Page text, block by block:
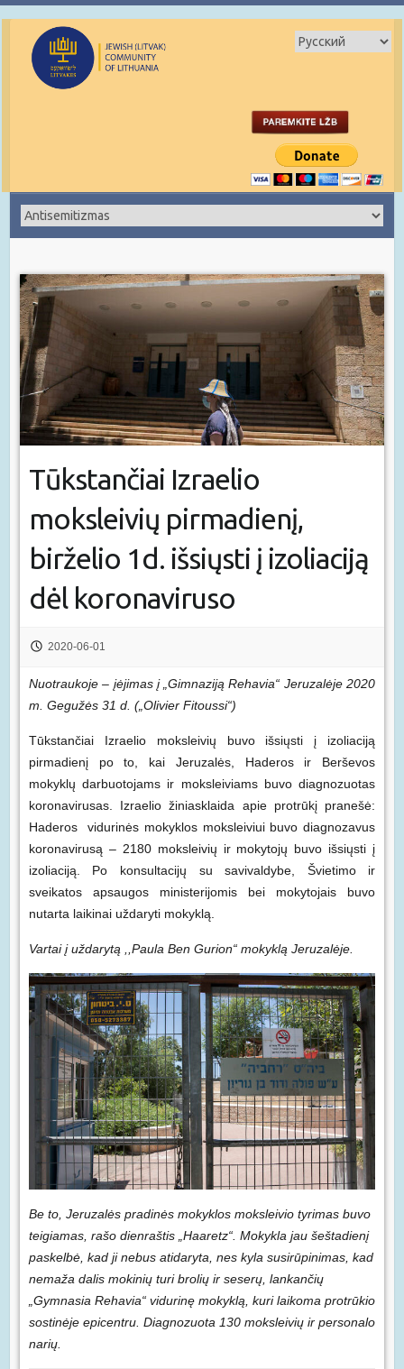
Tūkstančiai Izraelio
moksleivių pirmadienį,
birželio 1d. išsiųsti į izoliaciją
dėl koronaviruso
2020-06-01
Nuotraukoje – įėjimas į „Gimnaziją Rehavia“ Jeruzalėje 2020
m. Gegužės 31 d. („Olivier Fitoussi“)
Tūkstančiai Izraelio moksleivių buvo išsiųsti į izoliaciją
pirmadienį po to, kai Jeruzalės, Haderos ir Berševos
mokyklų darbuotojams ir moksleiviams buvo diagnozuotas
koronavirusas. Izraelio žiniasklaida apie protrūkį pranešė:
Haderos vidurinės mokyklos moksleiviui buvo diagnozavus
koronavirusą – 2180 moksleivių ir mokytojų buvo išsiųsti į
izoliaciją. Po konsultacijų su savivaldybe, Švietimo ir
sveikatos apsaugos ministerijomis bei mokytojais buvo
nutarta laikinai uždaryti mokyklą.
Vartai į uždarytą ,,Paula Ben Gurion“ mokyklą Jeruzalėje.
Be to, Jeruzalės pradinės mokyklos moksleivio tyrimas buvo
teigiamas, rašo dienraštis „Haaretz“. Mokykla jau šeštadienį
paskelbė, kad ji nebus atidaryta, nes kyla susirūpinimas, kad
nemaža dalis mokinių turi brolių ir seserų, lankančių
„Gymnasia Rehavia“ vidurinę mokyklą, kuri laikoma protrūkio
sostinėje epicentru. Diagnozuota 130 moksleivių ir personalo
narių.